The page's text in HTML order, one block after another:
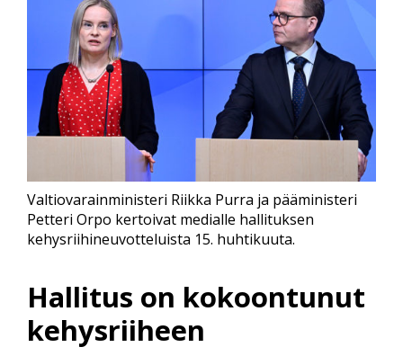
Hallitus on kokoontunut
kehysriiheen
Valtiovarainministeri Riikka Purra ja pääministeri
Petteri Orpo kertoivat medialle hallituksen
kehysriihineuvotteluista 15. huhtikuuta.